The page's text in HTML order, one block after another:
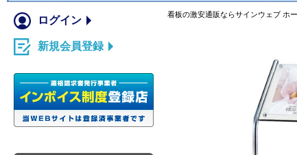
看板の激安通販ならサインウェブ ホ
ログイン
新規会員登録